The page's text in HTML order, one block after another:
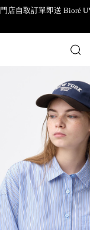
店自取訂單即送 Bioré